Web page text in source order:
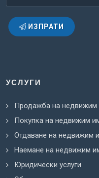
УСЛУГИ
Продажба на недвижим
Покупка на недвижим
Отдаване на недвижим
Наемане на недвижим
Юридически услуги
ИЗПРАТИ